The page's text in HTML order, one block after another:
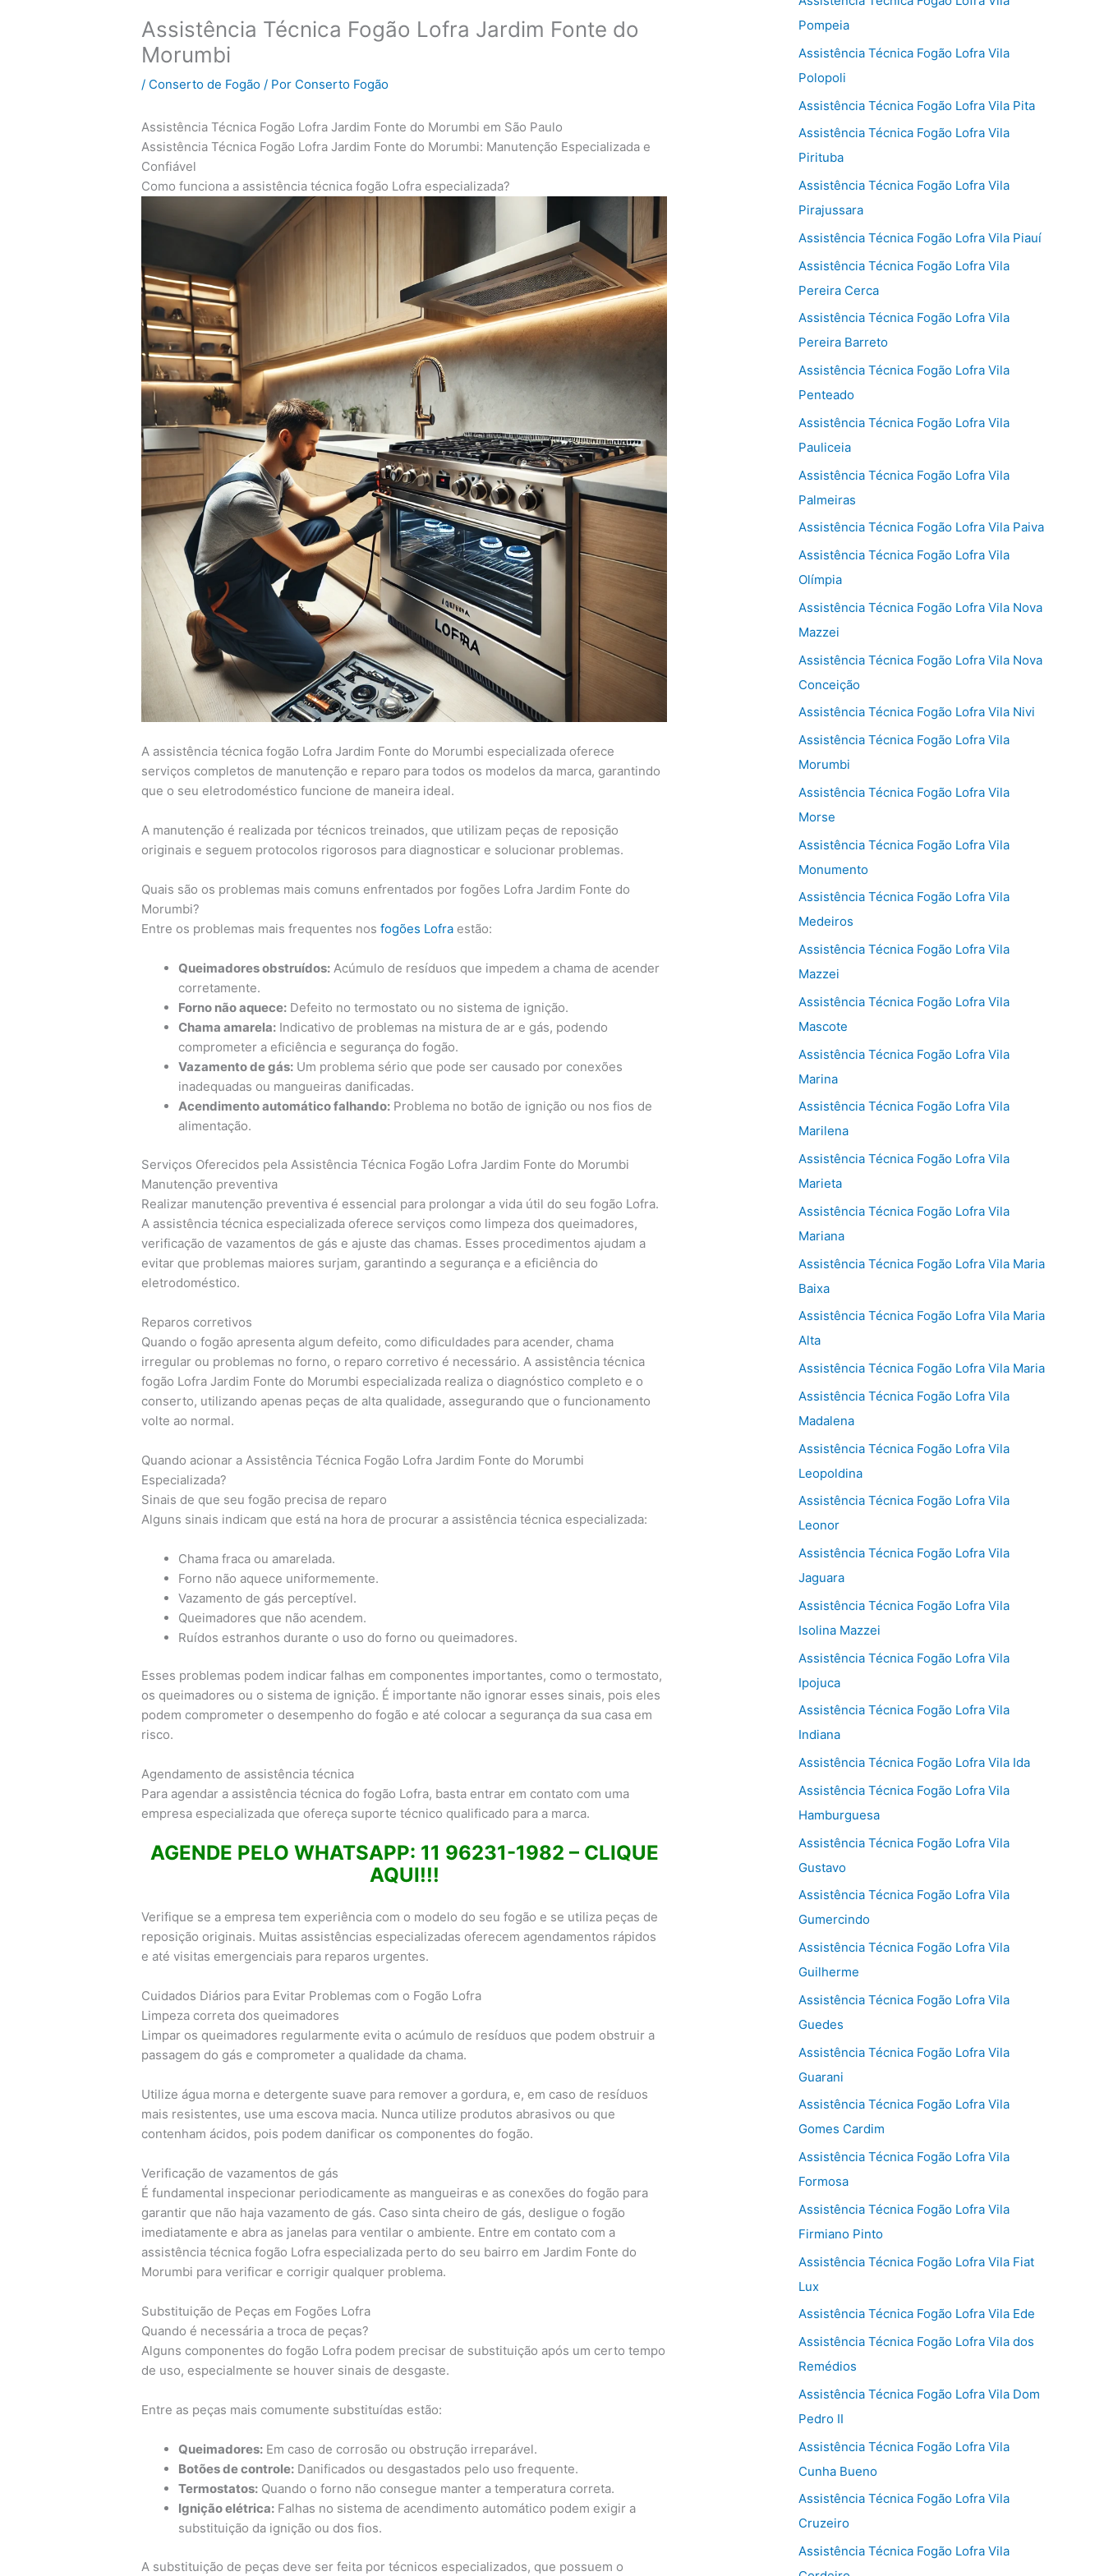
Assistência Técnica Fogão Lofra Jardim Fonte do
Morumbi
/ Conserto de Fogão / Por Conserto Fogão
Assistência Técnica Fogão Lofra Jardim Fonte do Morumbi em São Paulo
Assistência Técnica Fogão Lofra Jardim Fonte do Morumbi: Manutenção Especializada e
Confiável
Como funciona a assistência técnica fogão Lofra especializada?
A assistência técnica fogão Lofra Jardim Fonte do Morumbi especializada oferece
serviços completos de manutenção e reparo para todos os modelos da marca, garantindo
que o seu eletrodoméstico funcione de maneira ideal.
A manutenção é realizada por técnicos treinados, que utilizam peças de reposição
originais e seguem protocolos rigorosos para diagnosticar e solucionar problemas.
Quais são os problemas mais comuns enfrentados por fogões Lofra Jardim Fonte do
Morumbi?
Entre os problemas mais frequentes nosfogões Lofra estão:
Queimadores obstruídos: Acúmulo de resíduos que impedem a chama de acender
corretamente.
Forno não aquece: Defeito no termostato ou no sistema de ignição.
Chama amarela: Indicativo de problemas na mistura de ar e gás, podendo
comprometer a eficiência e segurança do fogão.
Vazamento de gás: Um problema sério que pode ser causado por conexões
inadequadas ou mangueiras danificadas.
Acendimento automático falhando: Problema no botão de ignição ou nos fios de
alimentação.
Serviços Oferecidos pela Assistência Técnica Fogão Lofra Jardim Fonte do Morumbi
Manutenção preventiva
Realizar manutenção preventiva é essencial para prolongar a vida útil do seu fogão Lofra.
A assistência técnica especializada oferece serviços como limpeza dos queimadores,
verificação de vazamentos de gás e ajuste das chamas. Esses procedimentos ajudam a
evitar que problemas maiores surjam, garantindo a segurança e a eficiência do
eletrodoméstico.
Reparos corretivos
Quando o fogão apresenta algum defeito, como dificuldades para acender, chama
irregular ou problemas no forno, o reparo corretivo é necessário. A assistência técnica
fogão Lofra Jardim Fonte do Morumbi especializada realiza o diagnóstico completo e o
conserto, utilizando apenas peças de alta qualidade, assegurando que o funcionamento
volte ao normal.
Quando acionar a Assistência Técnica Fogão Lofra Jardim Fonte do Morumbi
Especializada?
Sinais de que seu fogão precisa de reparo
Alguns sinais indicam que está na hora de procurar a assistência técnica especializada:
Chama fraca ou amarelada.
Forno não aquece uniformemente.
Vazamento de gás perceptível.
Queimadores que não acendem.
Ruídos estranhos durante o uso do forno ou queimadores.
Esses problemas podem indicar falhas em componentes importantes, como o termostato,
os queimadores ou o sistema de ignição. É importante não ignorar esses sinais, pois eles
podem comprometer o desempenho do fogão e até colocar a segurança da sua casa em
risco.
Agendamento de assistência técnica
Para agendar a assistência técnica do fogão Lofra, basta entrar em contato com uma
empresa especializada que ofereça suporte técnico qualificado para a marca.
AGENDE PELO WHATSAPP: 11 96231-1982 – CLIQUE
AQUI!!!
Verifique se a empresa tem experiência com o modelo do seu fogão e se utiliza peças de
reposição originais. Muitas assistências especializadas oferecem agendamentos rápidos
e até visitas emergenciais para reparos urgentes.
Cuidados Diários para Evitar Problemas com o Fogão Lofra
Limpeza correta dos queimadores
Limpar os queimadores regularmente evita o acúmulo de resíduos que podem obstruir a
passagem do gás e comprometer a qualidade da chama.
Utilize água morna e detergente suave para remover a gordura, e, em caso de resíduos
mais resistentes, use uma escova macia. Nunca utilize produtos abrasivos ou que
contenham ácidos, pois podem danificar os componentes do fogão.
Verificação de vazamentos de gás
É fundamental inspecionar periodicamente as mangueiras e as conexões do fogão para
garantir que não haja vazamento de gás. Caso sinta cheiro de gás, desligue o fogão
imediatamente e abra as janelas para ventilar o ambiente. Entre em contato com a
assistência técnica fogão Lofra especializada perto do seu bairro em Jardim Fonte do
Morumbi para verificar e corrigir qualquer problema.
Substituição de Peças em Fogões Lofra
Quando é necessária a troca de peças?
Alguns componentes do fogão Lofra podem precisar de substituição após um certo tempo
de uso, especialmente se houver sinais de desgaste.
Entre as peças mais comumente substituídas estão:
Queimadores: Em caso de corrosão ou obstrução irreparável.
Botões de controle: Danificados ou desgastados pelo uso frequente.
Termostatos: Quando o forno não consegue manter a temperatura correta.
Ignição elétrica: Falhas no sistema de acendimento automático podem exigir a
substituição da ignição ou dos fios.
A substituição de peças deve ser feita por técnicos especializados, que possuem o
Pompeia
Assistência Técnica Fogão Lofra Vila
Polopoli
Assistência Técnica Fogão Lofra Vila Pita
Assistência Técnica Fogão Lofra Vila
Pirituba
Assistência Técnica Fogão Lofra Vila
Pirajussara
Assistência Técnica Fogão Lofra Vila Piauí
Assistência Técnica Fogão Lofra Vila
Pereira Cerca
Assistência Técnica Fogão Lofra Vila
Pereira Barreto
Assistência Técnica Fogão Lofra Vila
Penteado
Assistência Técnica Fogão Lofra Vila
Pauliceia
Assistência Técnica Fogão Lofra Vila
Palmeiras
Assistência Técnica Fogão Lofra Vila Paiva
Assistência Técnica Fogão Lofra Vila
Olímpia
Assistência Técnica Fogão Lofra Vila Nova
Mazzei
Assistência Técnica Fogão Lofra Vila Nova
Conceição
Assistência Técnica Fogão Lofra Vila Nivi
Assistência Técnica Fogão Lofra Vila
Morumbi
Assistência Técnica Fogão Lofra Vila
Morse
Assistência Técnica Fogão Lofra Vila
Monumento
Assistência Técnica Fogão Lofra Vila
Medeiros
Assistência Técnica Fogão Lofra Vila
Mazzei
Assistência Técnica Fogão Lofra Vila
Mascote
Assistência Técnica Fogão Lofra Vila
Marina
Assistência Técnica Fogão Lofra Vila
Marilena
Assistência Técnica Fogão Lofra Vila
Marieta
Assistência Técnica Fogão Lofra Vila
Mariana
Assistência Técnica Fogão Lofra Vila Maria
Baixa
Assistência Técnica Fogão Lofra Vila Maria
Alta
Assistência Técnica Fogão Lofra Vila Maria
Assistência Técnica Fogão Lofra Vila
Madalena
Assistência Técnica Fogão Lofra Vila
Leopoldina
Assistência Técnica Fogão Lofra Vila
Leonor
Assistência Técnica Fogão Lofra Vila
Jaguara
Assistência Técnica Fogão Lofra Vila
Isolina Mazzei
Assistência Técnica Fogão Lofra Vila
Ipojuca
Assistência Técnica Fogão Lofra Vila
Indiana
Assistência Técnica Fogão Lofra Vila Ida
Assistência Técnica Fogão Lofra Vila
Hamburguesa
Assistência Técnica Fogão Lofra Vila
Gustavo
Assistência Técnica Fogão Lofra Vila
Gumercindo
Assistência Técnica Fogão Lofra Vila
Guilherme
Assistência Técnica Fogão Lofra Vila
Guedes
Assistência Técnica Fogão Lofra Vila
Guarani
Assistência Técnica Fogão Lofra Vila
Gomes Cardim
Assistência Técnica Fogão Lofra Vila
Formosa
Assistência Técnica Fogão Lofra Vila
Firmiano Pinto
Assistência Técnica Fogão Lofra Vila Fiat
Lux
Assistência Técnica Fogão Lofra Vila Ede
Assistência Técnica Fogão Lofra Vila dos
Remédios
Assistência Técnica Fogão Lofra Vila Dom
Pedro II
Assistência Técnica Fogão Lofra Vila
Cunha Bueno
Assistência Técnica Fogão Lofra Vila
Cruzeiro
Assistência Técnica Fogão Lofra Vila